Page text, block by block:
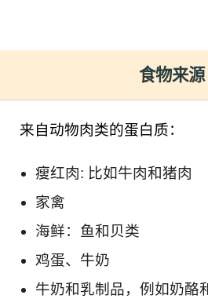
食物来源
来自动物肉类的蛋白质：
瘦红肉: 比如牛肉和猪肉
家禽
海鲜：鱼和贝类
鸡蛋、牛奶
牛奶和乳制品，例如奶酪